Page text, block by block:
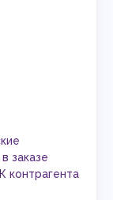
заказе
контрагента